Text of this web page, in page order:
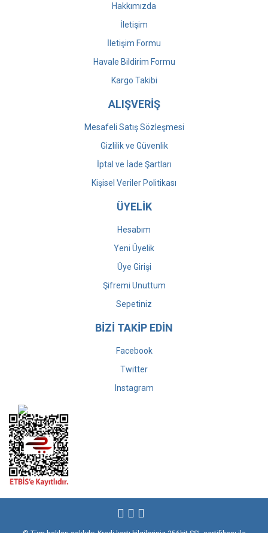
Hakkımızda
İletişim
İletişim Formu
Havale Bildirim Formu
Kargo Takibi
ALIŞVERİŞ
Mesafeli Satış Sözleşmesi
Gizlilik ve Güvenlik
İptal ve İade Şartları
Kişisel Veriler Politikası
ÜYELİK
Hesabım
Yeni Üyelik
Üye Girişi
Şifremi Unuttum
Sepetiniz
BİZİ TAKİP EDİN
Facebook
Twitter
Instagram